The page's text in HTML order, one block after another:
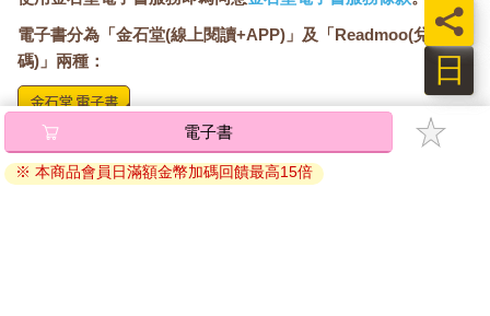
電子書分為「金石堂(線上閱讀+APP)」及「Readmoo(兌換
碼)」兩種：
將儲存於會員中心→電子書服務「我的e書櫃」，點選線上
閱讀直接開啟閱讀。
線上閱讀：
電子書
※ 本商品會員日滿額金幣加碼回饋最高15倍
日
員